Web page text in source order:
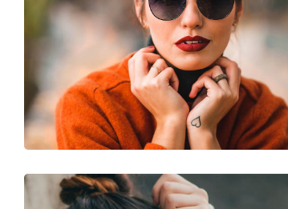
Μήκος βραχίονα:
135 mm
19 mm
40 γρ
Ρυθμιζόμενα μαξιλάρια μύτης:
Όχι
Αξεσουάρ
Παρέχονται με θήκη:
Όχι
Πανί καθαρισμού:
Ναι